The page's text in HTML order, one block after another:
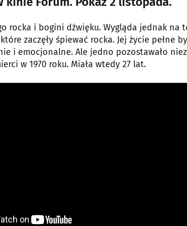
rocka i bogini dźwięku. Wygląda jednak na
zaczęły śpiewać rocka. Jej życie pełne
i emocjonalne. Ale jedno pozostawało
w 1970 roku. Miała wtedy 27 lat.